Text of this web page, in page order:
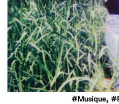
Musique,